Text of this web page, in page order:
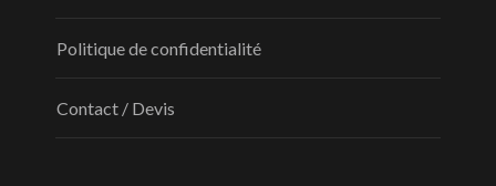
Politique de confidentialité
Contact / Devis